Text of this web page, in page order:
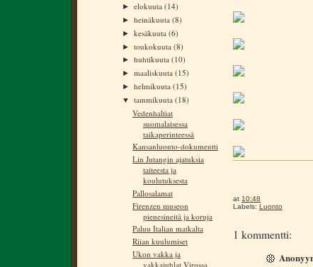
►elokuuta(14)
►heinäkuuta(8)
►kesäkuuta(6)
►toukokuuta(8)
►huhtikuuta(10)
►maaliskuuta(15)
►helmikuuta(15)
▼tammikuuta(18)
Vedenhaltiat
suomalaisessa
taikaperinteessä
Kansanluonto-dokumentti
Lin Jutangin ajatuksia
taiteesta ja
koulutuksesta
Pallosalamat
Firenzen museon
pienesineitä ja koruja
Paluu Italian matkalta
Riian kuulumiset
Ukon vakka ja
vakkajuhlat Virossa
at 10:48
Labels: Luonto
1 kommentti: